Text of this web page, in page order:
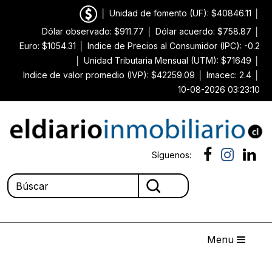
Unidad de fomento (UF): $40846.11
Dólar observado: $911.77
Dólar acuerdo: $758.87
Euro: $1054.31
Indice de Precios al Consumidor (IPC): -0.2
Unidad Tributaria Mensual (UTM): $71649
Indice de valor promedio (IVP): $42259.09
Imacec: 2.4
10-08-2026 03:23:10
Síguenos:
Menu